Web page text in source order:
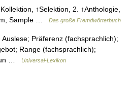
↑Selektion, 2. ↑Anthologie,
Sample …
Das große Fremdwörterbuch
Präferenz (fachsprachlich);
Range (fachsprachlich);
…
Universal-Lexikon